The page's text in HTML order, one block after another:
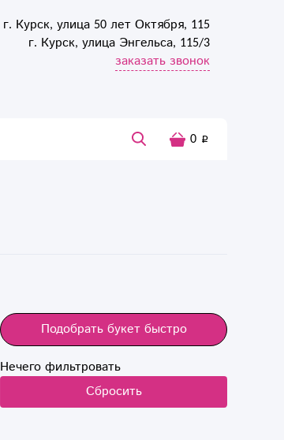
г. Курск, улица 50 лет Октября, 115
г. Курск, улица Энгельса, 115/3
заказать звонок
0
Подобрать букет быстро
Нечего фильтровать
Сбросить